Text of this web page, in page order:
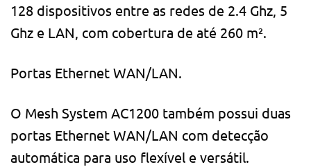
128 dispositivos entre as redes de 2.4 Ghz, 5
Ghz e LAN, com cobertura de até 260 m².
Portas Ethernet WAN/LAN.
O Mesh System AC1200 também possui duas
portas Ethernet WAN/LAN com detecção
automática para uso flexível e versátil.